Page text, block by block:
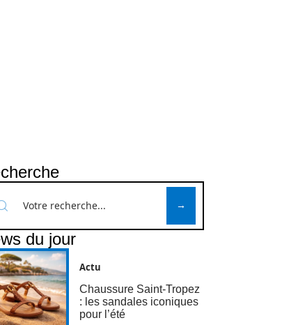
du jour
Actu
Chaussure Saint-Tropez
: les sandales iconiques
pour l’été